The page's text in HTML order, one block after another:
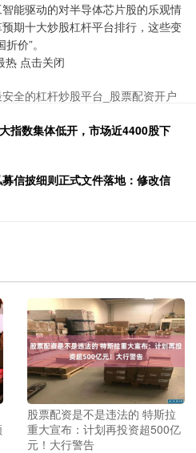
能驱动的对半导体芯片股的乐观情
期十大炒股杠杆平台排行，这些变
价”。
热 点击关闭
全的杠杆炒股平台_股票配资开户
指数集体低开，市场近4400股下
信披细则正式文件落地：修改信
股票配资是不是违法的 特斯拉
重大宣布：计划再投资超500亿
元！大行警告